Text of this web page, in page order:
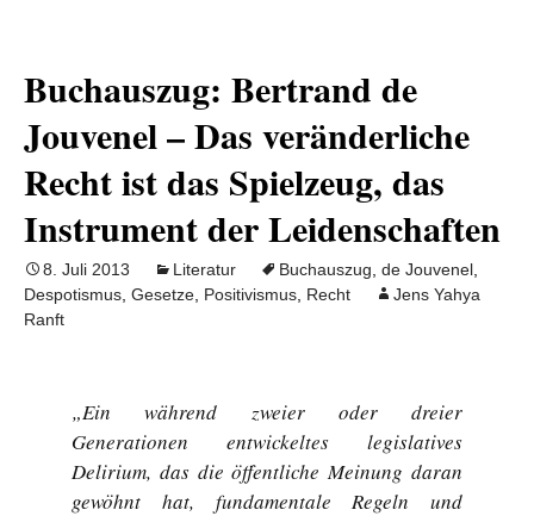
Buchauszug: Bertrand de
Jouvenel – Das veränderliche
Recht ist das Spielzeug, das
Instrument der Leidenschaften
8. Juli 2013 Literatur Buchauszug de Jouvenel
Despotismus Gesetze Positivismus Recht
Jens Yahya
Ranft
„Ein während zweier oder dreier
Generationen entwickeltes legislatives
Delirium, das die öffentliche Meinung daran
gewöhnt hat, fundamentale Regeln und